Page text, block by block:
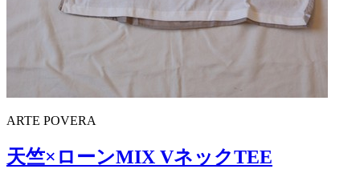
ARTE POVERA
天竺×ローンMIX VネックTEE